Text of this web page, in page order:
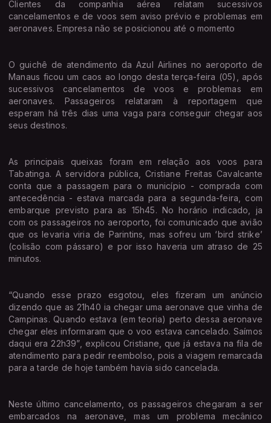
Clientes da companhia aérea relatam sucessivos
cancelamentos e de voos sem aviso prévio e problemas em
aeronaves. Empresa não se posicionou até o momento
O guichê de atendimento da Azul Airlines no aeroporto de
Manaus ficou um caos ao longo desta terça-feira (05), após
sucessivos cancelamentos de voos e problemas em
aeronaves. Passageiros relataram à reportagem que
esperam há três dias uma vaga para conseguir chegar aos
seus destinos.
As principais queixas foram em relação aos voos para
Tabatinga. A servidora pública, Cristiane Freitas Cavalcante
conta que a passagem para o município - comprada com
antecedência - estava marcada para a segunda-feira, com
embarque previsto para as 15h45. No horário indicado, ja
com os passageiros no aeroporto, foi comunicado que avião
que os levaria viria de Parintins, mas sofreu um ‘bird strike’
(colisão com pássaro) e por isso haveria um atraso de 25
minutos.
“Quando esse prazo esgotou, eles fizeram um anúncio
dizendo que as 21h40 ia chegar uma aeronave que vinha de
Campinas. Quando estava (em teoria) perto dessa aeronave
chegar eles informaram que o voo estava cancelado. Saímos
daqui era 22h39”, explicou Cristiane, que já estava na fila de
atendimento para pedir reembolso, pois a viagem remarcada
para a tarde de hoje também havia sido cancelada.
Neste último cancelamento, os passageiros chegaram a ser
embarcados na aeronave, mas um problema mecânico